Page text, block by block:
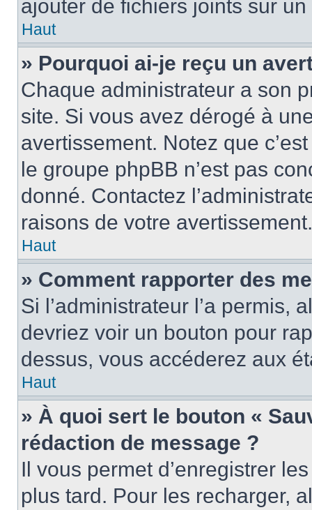
ajouter de fichiers joints sur un
Haut
» Pourquoi ai-je reçu un
Chaque administrateur a son
site. Si vous avez dérogé à
avertissement. Notez que
le groupe phpBB n’est pas
donné. Contactez
raisons de votre avertissement.
Haut
» Comment rapporter des
Si l’administrateur l’a permis,
devriez voir un bouton pour
dessus, vous accéderez aux
Haut
» À quoi sert le bouton «
rédaction de message ?
Il vous permet d’enregistrer
plus tard. Pour les recharger,